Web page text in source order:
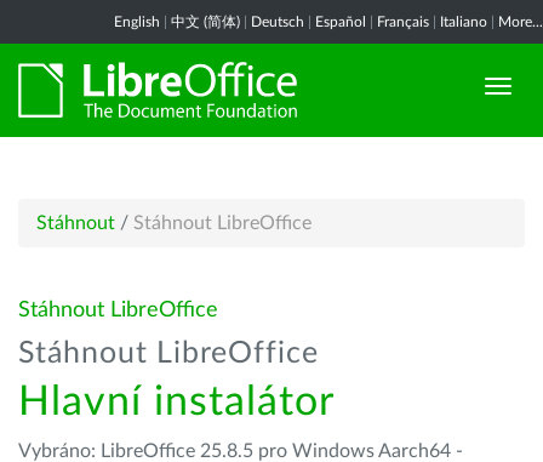
English 中文 (简体) Deutsch Español Français Italiano More...
Stáhnout / Stáhnout LibreOffice
Stáhnout LibreOffice
Stáhnout LibreOffice
Hlavní instalátor
Vybráno: LibreOffice 25.8.5 pro Windows Aarch64 -